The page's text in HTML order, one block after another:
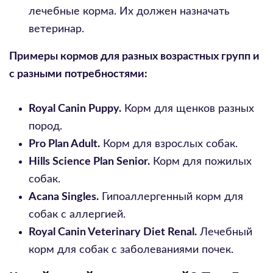
лечебные корма. Их должен назначать
ветеринар.
Примеры кормов для разных возрастных групп и
с разными потребностями:
Royal Canin Puppy. Корм для щенков разных
пород.
Pro Plan Adult. Корм для взрослых собак.
Hills Science Plan Senior. Корм для пожилых
собак.
Acana Singles. Гипоаллергенный корм для
собак с аллергией.
Royal Canin Veterinary Diet Renal. Лечебный
корм для собак с заболеваниями почек.